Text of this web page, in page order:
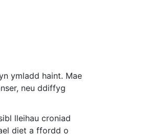
ymladd haint. Mae
neu ddiffyg
lleihau croniad
diet a ffordd o